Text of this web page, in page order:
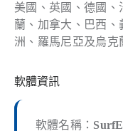
美國、英國、德國
蘭、加拿大、巴西
洲、羅馬尼亞及烏克
軟體資訊
軟體名稱：